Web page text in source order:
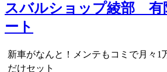
スバルショップ綾部 有
ート
新車がなんと！メンテもコミで月々1
だけセット